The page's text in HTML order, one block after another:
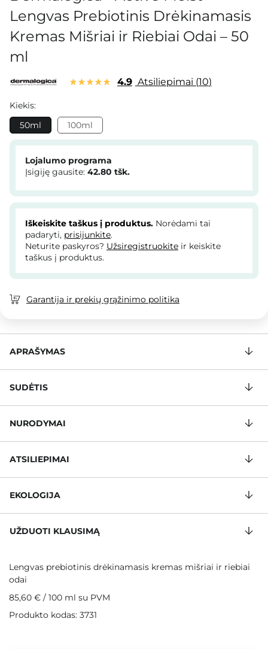
Lengvas Prebiotinis Drėkinamasis
Kremas Mišriai ir Riebiai Odai – 50
ml
4.9 Atsiliepimai 10
Kiekis:
50ml
100ml
Lojalumo programa
Įsigiję gausite: 42.80 tšk.
Iškeiskite taškus į produktus. Norėdami tai
padaryti, prisijunkite.
Neturite paskyros? Užsiregistruokite ir keiskite
taškus į produktus.
Garantija ir prekių grąžinimo politika
APRAŠYMAS
SUDĖTIS
NURODYMAI
ATSILIEPIMAI
EKOLOGIJA
UŽDUOTI KLAUSIMĄ
Lengvas prebiotinis drėkinamasis kremas mišriai ir riebiai
odai
85,60 € / 100 ml su PVM
Produkto kodas: 3731